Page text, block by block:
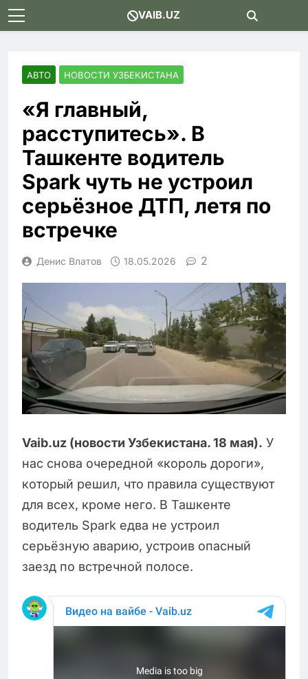
Skip
to
VAIB.UZ
АВТО НОВОСТИ УЗБЕКИСТАНА
«Я главный,
расступитесь». В
Ташкенте водитель
Spark чуть не устроил
серьёзное ДТП, летя по
встречке
Денис Влатов 18.05.2026 2
Vaib.uz (новости Узбекистана. 18 мая). У
нас снова очередной «король дороги»,
который решил, что правила существуют
для всех, кроме него. В Ташкенте
водитель Spark едва не устроил
серьёзную аварию, устроив опасный
заезд по встречной полосе.